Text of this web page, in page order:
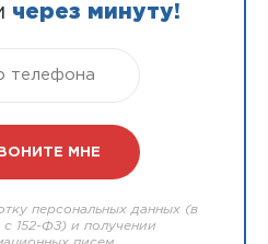
через минуту!
персональных данных (в
с 152-ФЗ) и получении